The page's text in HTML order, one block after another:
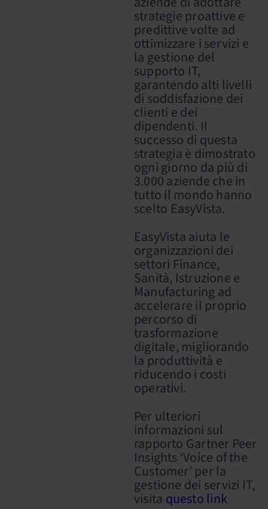
strategie proattive e
predittive volte ad
ottimizzare i servizi e
la gestione del
supporto IT,
garantendo alti livelli
di soddisfazione dei
clienti e dei
dipendenti. Il
successo di questa
strategia è dimostrato
ogni giorno da più di
3.000 aziende che in
tutto il mondo hanno
scelto EasyVista.
EasyVista aiuta le
organizzazioni dei
settori Finance,
Sanità, Istruzione e
Manufacturing ad
accelerare il proprio
percorso di
trasformazione
digitale, migliorando
la produttività e
riducendo i costi
operativi.
Per ulteriori
informazioni sul
rapporto Gartner Peer
Insights ‘Voice of the
Customer’ per la
gestione dei servizi IT,
visita questo link.